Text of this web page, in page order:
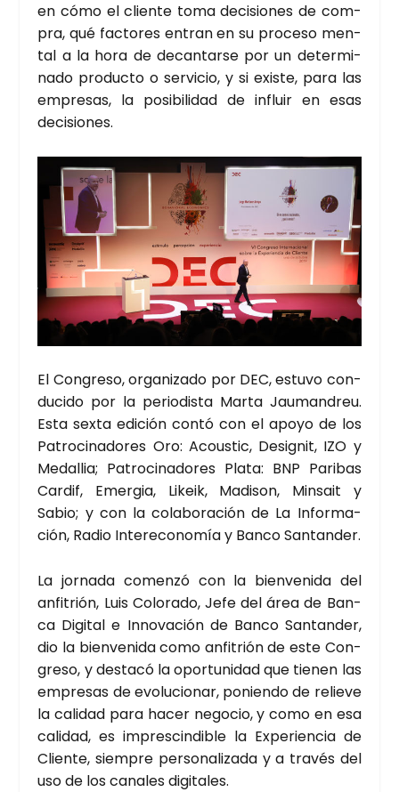
en cómo el clien­te toma deci­sio­nes de com­
pra, qué fac­to­res entran en su pro­ce­so men­
tal a la hora de decan­tar­se por un deter­mi­
na­do pro­duc­to o ser­vi­cio, y si exis­te, para las
empre­sas, la posi­bi­li­dad de influir en esas
deci­sio­nes.
El Con­gre­so, orga­ni­za­do por DEC, estu­vo con­
du­ci­do por la perio­dis­ta Mar­ta Jau­man­dreu.
Esta sex­ta edi­ción con­tó con el apo­yo de los
Patro­ci­na­do­res Oro: Acous­tic, Desig­nit, IZO y
Meda­llia; Patro­ci­na­do­res Pla­ta: BNP Pari­bas
Car­dif, Emer­gia, Likeik, Madi­son, Min­sait y
Sabio; y con la cola­bo­ra­ción de La Infor­ma­
ción, Radio Inter­eco­no­mía y Ban­co San­tan­der.
La jor­na­da comen­zó con la bien­ve­ni­da del
anfi­trión, Luis Colo­ra­do, Jefe del área de Ban­
ca Digi­tal e Inno­va­ción de Ban­co San­tan­der,
dio la bien­ve­ni­da como anfi­trión de este Con­
gre­so, y des­ta­có la opor­tu­ni­dad que tie­nen las
empre­sas de evo­lu­cio­nar, ponien­do de relie­ve
la cali­dad para hacer nego­cio, y como en esa
cali­dad, es impres­cin­di­ble la Expe­rien­cia de
Clien­te, siem­pre per­so­na­li­za­da y a tra­vés del
uso de los cana­les digi­ta­les.